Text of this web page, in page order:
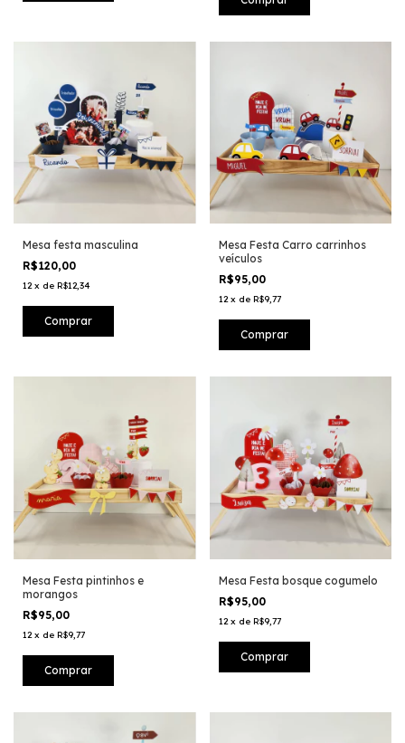
Mesa festa masculina
R$120,00
12 x de R$12,34
Mesa Festa Carro carrinhos
veículos
R$95,00
12 x de R$9,77
Mesa Festa pintinhos e
morangos
R$95,00
12 x de R$9,77
Mesa Festa bosque cogumelo
R$95,00
12 x de R$9,77